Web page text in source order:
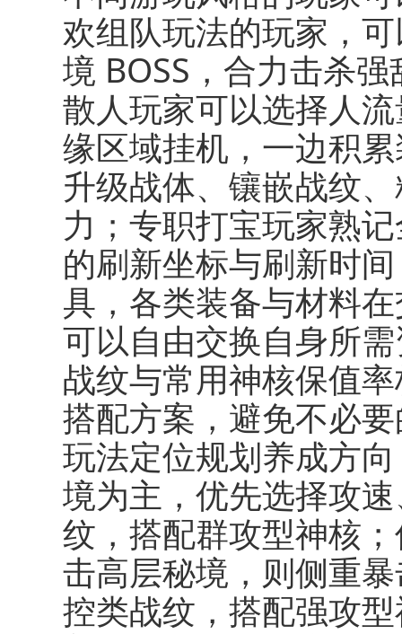
欢组队玩法的玩家，
境 BOSS，合力击杀
散人玩家可以选择人
缘区域挂机，一边积
升级战体、镶嵌战纹
力；专职打宝玩家熟
的刷新坐标与刷新时
具，各类装备与材料
可以自由交换自身所
战纹与常用神核保值
搭配方案，避免不必
玩法定位规划养成方
境为主，优先选择攻
纹，搭配群攻型神核
击高层秘境，则侧重
控类战纹，搭配强攻